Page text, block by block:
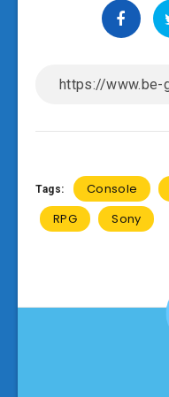
Tags: Console
RPG
Sony